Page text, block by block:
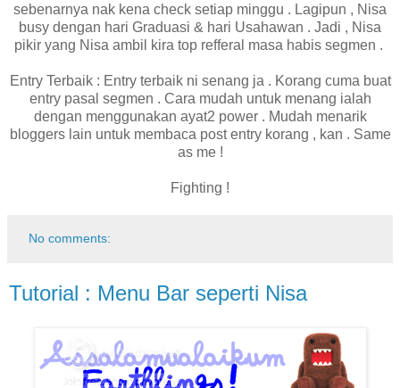
sebenarnya nak kena check setiap minggu . Lagipun , Nisa
busy dengan hari Graduasi & hari Usahawan . Jadi , Nisa
pikir yang Nisa ambil kira top refferal masa habis segmen .
Entry Terbaik : Entry terbaik ni senang ja . Korang cuma buat
entry pasal segmen . Cara mudah untuk menang ialah
dengan menggunakan ayat2 power . Mudah menarik
bloggers lain untuk membaca post entry korang , kan . Same
as me !
Fighting !
No comments:
Tutorial : Menu Bar seperti Nisa